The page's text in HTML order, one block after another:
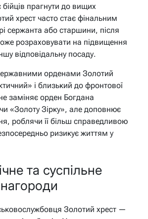
бійців прагнути до вищих
хрест часто стає фінальним
сержанта або старшини, після
розраховувати на підвищення
відповідальну посаду.
орденами Золотий
і близький до фронтової
заміняє орден Богдана
«Золоту Зірку», але доповнює
роблячи її більш справедливою
ризикує життям у
та суспільне
Золотий хрест —